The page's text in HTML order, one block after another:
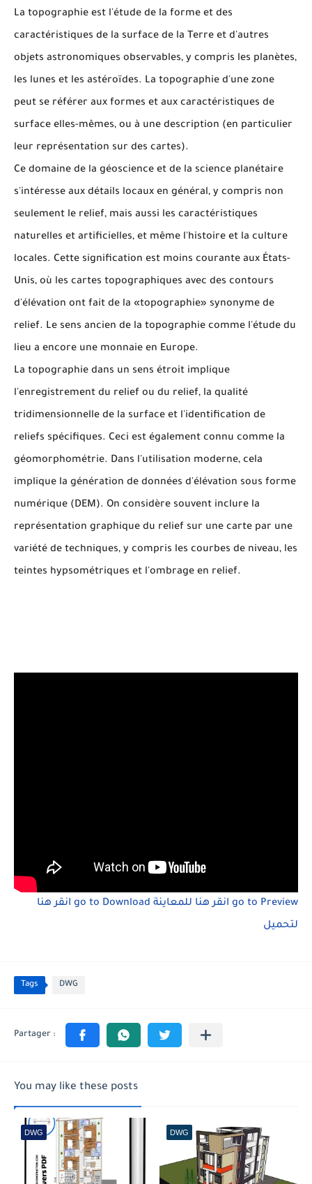
La topographie est l'étude de la forme et des
caractéristiques de la surface de la Terre et d'autres
objets astronomiques observables, y compris les planètes,
les lunes et les astéroïdes. La topographie d'une zone
peut se référer aux formes et aux caractéristiques de
surface elles-mêmes, ou à une description (en particulier
leur représentation sur des cartes).
Ce domaine de la géoscience et de la science planétaire
s'intéresse aux détails locaux en général, y compris non
seulement le relief, mais aussi les caractéristiques
naturelles et artificielles, et même l'histoire et la culture
locales. Cette signification est moins courante aux États-
Unis, où les cartes topographiques avec des contours
d'élévation ont fait de la «topographie» synonyme de
relief. Le sens ancien de la topographie comme l'étude du
lieu a encore une monnaie en Europe.
La topographie dans un sens étroit implique
l'enregistrement du relief ou du relief, la qualité
tridimensionnelle de la surface et l'identification de
reliefs spécifiques. Ceci est également connu comme la
géomorphométrie. Dans l'utilisation moderne, cela
implique la génération de données d'élévation sous forme
numérique (DEM). On considère souvent inclure la
représentation graphique du relief sur une carte par une
variété de techniques, y compris les courbes de niveau, les
teintes hypsométriques et l'ombrage en relief.
go to Preview انقر هنا للمعاينة go to Download انقر هنا
لتحميل
Tags DWG
You may like these posts
DWG DWG